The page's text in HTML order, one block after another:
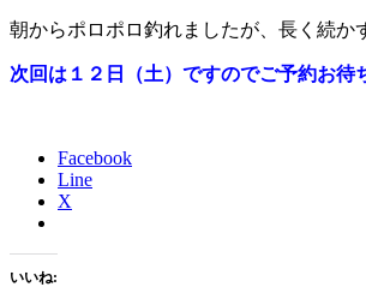
朝からポロポロ釣れましたが、長く続か
次回は１２日（土）ですのでご予約お待
Facebook
Line
X
いいね: